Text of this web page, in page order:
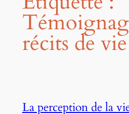
récits de vie
La perception de la